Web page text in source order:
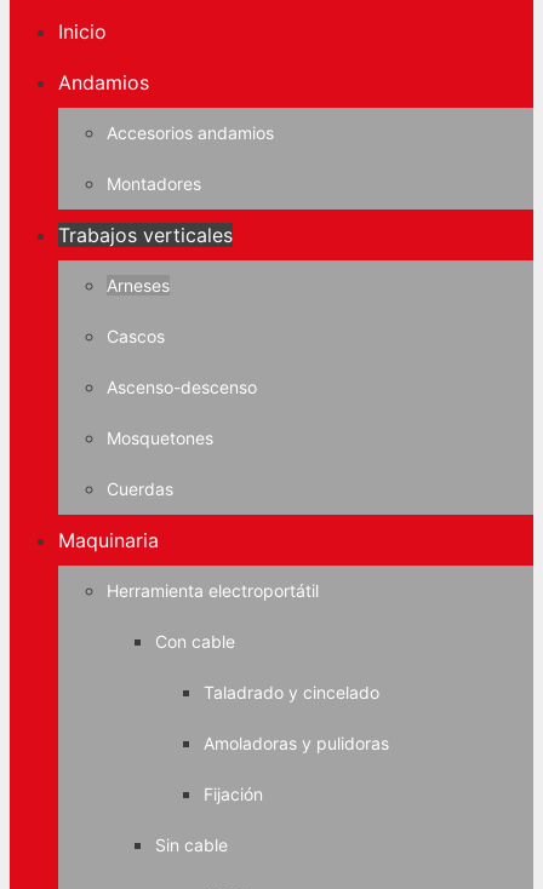
Inicio
Andamios
Accesorios andamios
Montadores
Trabajos verticales
Arneses
Cascos
Ascenso-descenso
Mosquetones
Cuerdas
Maquinaria
Herramienta electroportátil
Con cable
Taladrado y cincelado
Amoladoras y pulidoras
Fijación
Sin cable